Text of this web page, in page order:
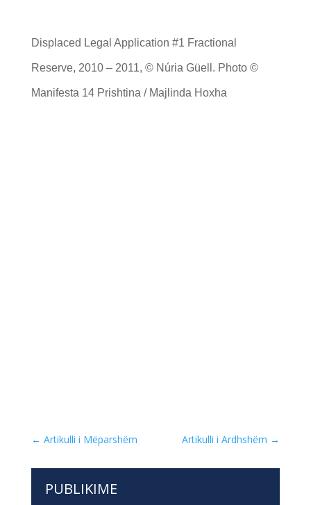
Displaced Legal Application #1 Fractional
Reserve, 2010 – 2011, © Núria Güell. Photo ©
Manifesta 14 Prishtina / Majlinda Hoxha
← Artikulli i Mëparshëm Artikulli i Ardhshëm →
PUBLIKIME